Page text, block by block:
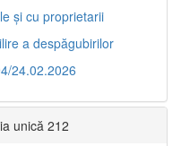
și cu proprietarii
a despăgubirilor
24.02.2026
unică 212